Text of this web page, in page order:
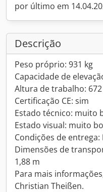
por último em
Descrição
Peso próprio: 931 kg
Capacidade de
Altura de trabalho:
Certificação CE: sim
Estado técnico: muito
Estado visual: muito
Condições de entrega:
Dimensões de
1,88 m
Para mais
Christian Theißen.